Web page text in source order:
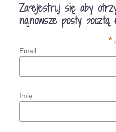
Zarejestruj się aby
najnowsze posty pocztą
*
Email
Imię